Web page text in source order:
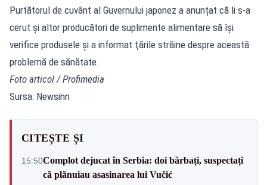
Purtătorul de cuvânt al Guvernului japonez a anunțat că li s-a
cerut și altor producători de suplimente alimentare să îşi
verifice produsele şi a informat ţările străine despre această
problemă de sănătate.
Foto articol / Profimedia
Sursa: Newsinn
CITEȘTE ȘI
15:50Complot dejucat în Serbia: doi bărbați, suspectați
că plănuiau asasinarea lui Vučić